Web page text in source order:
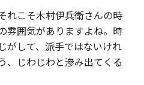
れこそ木村伊兵衛さんの時
雰囲気がありますよね。時
がして、派手ではないけれ
、じわじわと滲み出てくる